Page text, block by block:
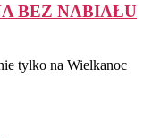
BEZ NABIAŁU
tylko na Wielkanoc